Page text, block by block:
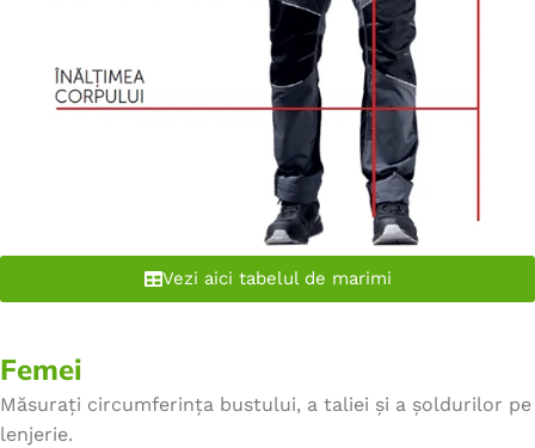
Vezi aici tabelul de marimi
Femei
Măsurați circumferința bustului, a taliei și a șoldurilor pe
lenjerie.